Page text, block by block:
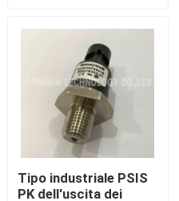
Honeywell
Tipo industriale PSIS
PK dell'uscita dei